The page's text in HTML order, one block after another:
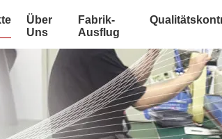
Über
Uns
Fabrik-
Ausflug